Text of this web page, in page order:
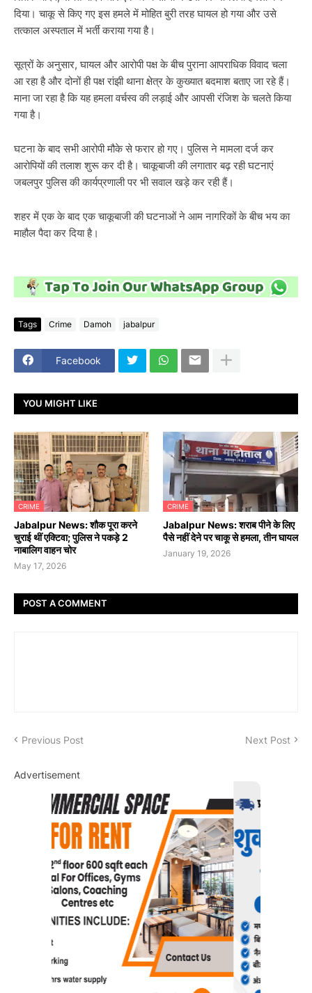
दिया। चाकू से किए गए इस हमले में मोहित बुरी तरह घायल हो गया और उसे
तत्काल अस्पताल में भर्ती कराया गया है।
सूत्रों के अनुसार, घायल और आरोपी पक्ष के बीच पुराना आपराधिक विवाद चला
आ रहा है और दोनों ही पक्ष रांझी थाना क्षेत्र के कुख्यात बदमाश बताए जा रहे हैं।
माना जा रहा है कि यह हमला वर्चस्व की लड़ाई और आपसी रंजिश के चलते किया
गया है।
घटना के बाद सभी आरोपी मौके से फरार हो गए। पुलिस ने मामला दर्ज कर
आरोपियों की तलाश शुरू कर दी है। चाकूबाजी की लगातार बढ़ रही घटनाएं
जबलपुर पुलिस की कार्यप्रणाली पर भी सवाल खड़े कर रही हैं।
शहर में एक के बाद एक चाकूबाजी की घटनाओं ने आम नागरिकों के बीच भय का
माहौल पैदा कर दिया है।
Tags Crime Damoh jabalpur
Facebook
YOU MIGHT LIKE
CRIME
Jabalpur News: शौक पूरा करने
चुराई थीं एक्टिवा; पुलिस ने पकड़े 2
नाबालिग वाहन चोर
May 17, 2026
CRIME
Jabalpur News: शराब पीने के लिए
पैसे नहीं देने पर चाकू से हमला, तीन घायल
January 19, 2026
POST A COMMENT
Previous Post Next Post
Advertisement